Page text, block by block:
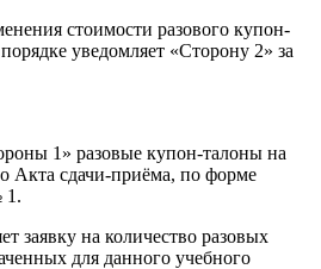
стоимости разового купон-
уведомляет «Сторону 2» за
1» разовые купон-талоны на
Акта сдачи-приёма, по форме
1.
заявку на количество разовых
для данного учебного